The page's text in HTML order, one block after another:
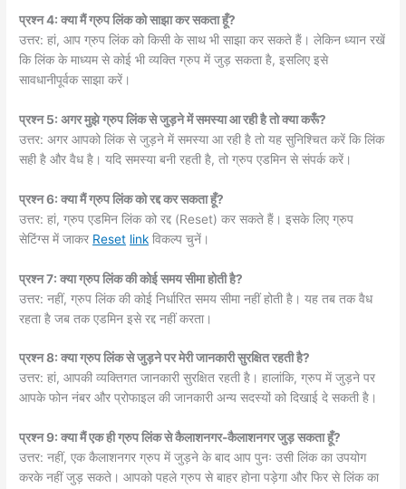
प्रश्न 4: क्या मैं ग्रुप लिंक को साझा कर सकता हूँ?
उत्तर: हां, आप ग्रुप लिंक को किसी के साथ भी साझा कर सकते हैं। लेकिन ध्यान रखें
कि लिंक के माध्यम से कोई भी व्यक्ति ग्रुप में जुड़ सकता है, इसलिए इसे
सावधानीपूर्वक साझा करें।
प्रश्न 5: अगर मुझे ग्रुप लिंक से जुड़ने में समस्या आ रही है तो क्या करूँ?
उत्तर: अगर आपको लिंक से जुड़ने में समस्या आ रही है तो यह सुनिश्चित करें कि लिंक
सही है और वैध है। यदि समस्या बनी रहती है, तो ग्रुप एडमिन से संपर्क करें।
प्रश्न 6: क्या मैं ग्रुप लिंक को रद्द कर सकता हूँ?
उत्तर: हां, ग्रुप एडमिन लिंक को रद्द (Reset) कर सकते हैं। इसके लिए ग्रुप
सेटिंग्स में जाकर Reset link विकल्प चुनें।
प्रश्न 7: क्या ग्रुप लिंक की कोई समय सीमा होती है?
उत्तर: नहीं, ग्रुप लिंक की कोई निर्धारित समय सीमा नहीं होती है। यह तब तक वैध
रहता है जब तक एडमिन इसे रद्द नहीं करता।
प्रश्न 8: क्या ग्रुप लिंक से जुड़ने पर मेरी जानकारी सुरक्षित रहती है?
उत्तर: हां, आपकी व्यक्तिगत जानकारी सुरक्षित रहती है। हालांकि, ग्रुप में जुड़ने पर
आपके फोन नंबर और प्रोफाइल की जानकारी अन्य सदस्यों को दिखाई दे सकती है।
प्रश्न 9: क्या मैं एक ही ग्रुप लिंक से कैलाशनगर-कैलाशनगर जुड़ सकता हूँ?
उत्तर: नहीं, एक कैलाशनगर ग्रुप में जुड़ने के बाद आप पुनः उसी लिंक का उपयोग
करके नहीं जुड़ सकते। आपको पहले ग्रुप से बाहर होना पड़ेगा और फिर से लिंक का